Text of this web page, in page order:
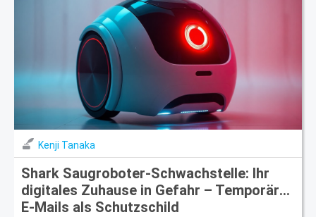
Kenji Tanaka
Shark Saugroboter-Schwachstelle: Ihr
digitales Zuhause in Gefahr – Temporäre
E-Mails als Schutzschild